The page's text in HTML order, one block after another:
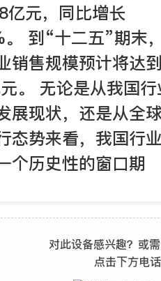
亿元，同比增长
到“十二五”期末，
销售规模预计将达到
。 无论是从我国行
展现状，还是从全
态势来看，我国行业
个历史性的窗口期
对此设备感兴趣？或
点击下方电